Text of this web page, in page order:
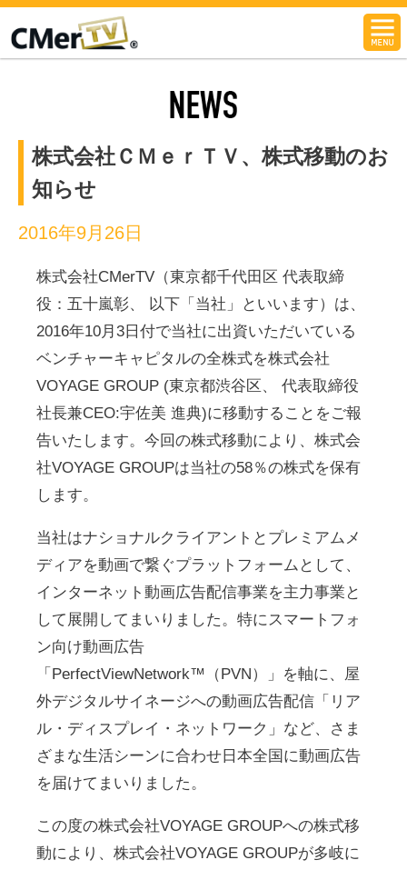
CMerTV
株式会社ＣＭｅｒＴＶ、株式移動のお
知らせ
2016年9月26日
株式会社CMerTV（東京都千代田区 代表取締
役：五十嵐彰、 以下「当社」といいます）は、
2016年10月3日付で当社に出資いただいている
ベンチャーキャピタルの全株式を株式会社
VOYAGE GROUP (東京都渋谷区、 代表取締役
社長兼CEO:宇佐美 進典)に移動することをご報
告いたします。今回の株式移動により、株式会
社VOYAGE GROUPは当社の58％の株式を保有
します。
当社はナショナルクライアントとプレミアムメ
ディアを動画で繋ぐプラットフォームとして、
インターネット動画広告配信事業を主力事業と
して展開してまいりました。特にスマートフォ
ン向け動画広告
「PerfectViewNetwork™（PVN）」を軸に、屋
外デジタルサイネージへの動画広告配信「リア
ル・ディスプレイ・ネットワーク」など、さま
ざまな生活シーンに合わせ日本全国に動画広告
を届けてまいりました。
この度の株式会社VOYAGE GROUPへの株式移
動により、株式会社VOYAGE GROUPが多岐に